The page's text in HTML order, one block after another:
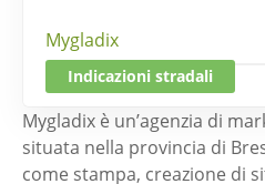
Mygladix
Indicazioni stradali
Mygladix è un’agenzia di
situata nella provincia di
come stampa, creazione di